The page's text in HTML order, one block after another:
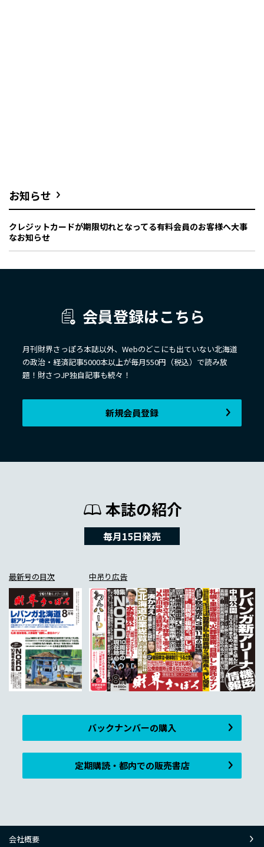
お知らせ
クレジットカードが期限切れとなってる有料会員のお客様へ大事
なお知らせ
会員登録はこちら
月刊財界さっぽろ本誌以外、Webのどこにも出ていない北海道
の政治・経済記事5000本以上が毎月550円（税込）で読み放
題！財さつJP独自記事も続々！
新規会員登録
本誌の紹介
毎月15日発売
最新号の目次 中吊り広告
バックナンバーの購入
定期購読・都内での販売書店
会社概要